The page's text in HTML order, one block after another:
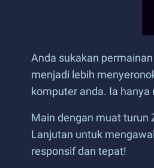
Anda sukakan
menjadi lebih
komputer anda. Ia hanya
Main dengan muat turun
Lanjutan untuk
responsif dan tepat!